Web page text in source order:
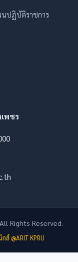
นปฏิบัติราชการ
พชร
Rights Reserved.
@ARIT KPRU